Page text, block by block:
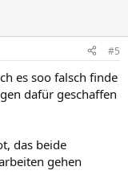
#5
es soo falsch finde
dafür geschaffen
das beide
gehen